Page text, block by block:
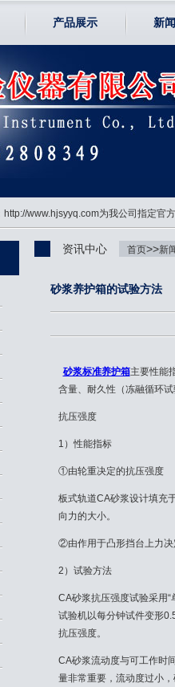
产品展示 新
www.hjsyyq.com为我公司指定官
资讯中心 首页>>新
砂浆养护箱的试验方法
砂浆标准养护箱主要性能
含量、耐久性（冻融循环试
抗压强度
1）性能指标
①由轮重决定的抗压强度
板式轨道CA砂浆设计填充
向力的大小。
②由作用于凸形挡台上力决
2）试验方法
CA砂浆抗压强度试验采用
试验机以每分钟试件变形
抗压强度。
CA砂浆流动度与可工作时
量非常重要，流动度过小